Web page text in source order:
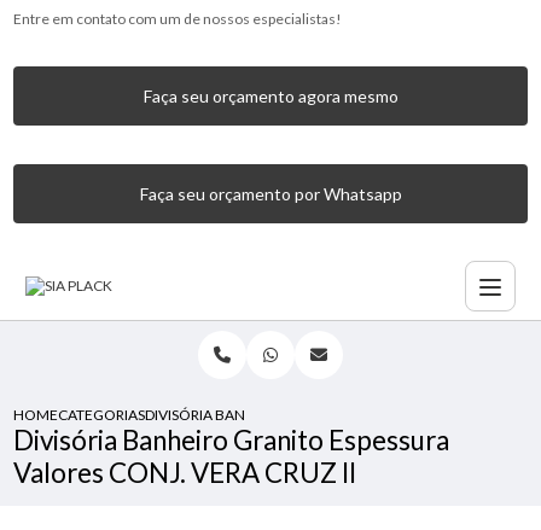
Entre em contato com um de nossos especialistas!
Faça seu orçamento agora mesmo
Faça seu orçamento por Whatsapp
HOMECATEGORIASDIVISÓRIA BANHEIRO GRANITO ESPESSURA VALORES
Divisória Banheiro Granito Espessura
Valores CONJ. VERA CRUZ II